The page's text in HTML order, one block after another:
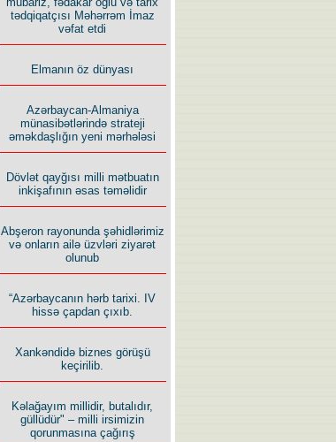
tədqiqatçısı Məhərrəm İmaz
vəfat etdi
Elmanın öz dünyası
Azərbaycan-Almaniya
münasibətlərində strateji
əməkdaşlığın yeni mərhələsi
Dövlət qayğısı milli mətbuatın
inkişafının əsas təməlidir
Abşeron rayonunda şəhidlərimiz
və onların ailə üzvləri ziyarət
olunub
“Azərbaycanın hərb tarixi. IV
hissə çapdan çıxıb.
Xankəndidə biznes görüşü
keçirilib.
Kəlağayım millidir, butalıdır,
güllüdür" – milli irsimizin
qorunmasına çağırış